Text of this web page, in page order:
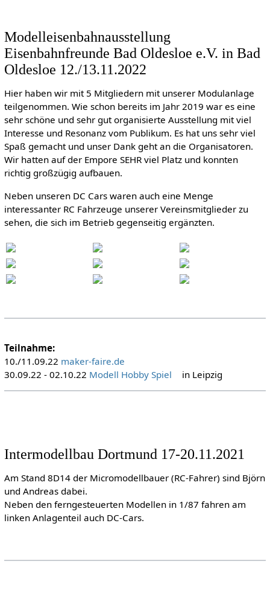
Modelleisenbahnausstellung
Eisenbahnfreunde Bad Oldesloe e.V. in Bad
Oldesloe 12./13.11.2022
Hier haben wir mit 5 Mitgliedern mit unserer Modulanlage
teilgenommen. Wie schon bereits im Jahr 2019 war es eine
sehr schöne und sehr gut organisierte Ausstellung mit viel
Interesse und Resonanz vom Publikum. Es hat uns sehr viel
Spaß gemacht und unser Dank geht an die Organisatoren.
Wir hatten auf der Empore SEHR viel Platz und konnten
richtig großzügig aufbauen.
Neben unseren DC Cars waren auch eine Menge
interessanter RC Fahrzeuge unserer Vereinsmitglieder zu
sehen, die sich im Betrieb gegenseitig ergänzten.
Teilnahme:
10./11.09.22 maker-faire.de
30.09.22 - 02.10.22 Modell Hobby Spiel in Leipzig
Intermodellbau Dortmund 17-20.11.2021
Am Stand 8D14 der Micromodellbauer (RC-Fahrer) sind Björn
und Andreas dabei.
Neben den ferngesteuerten Modellen in 1/87 fahren am
linken Anlagenteil auch DC-Cars.